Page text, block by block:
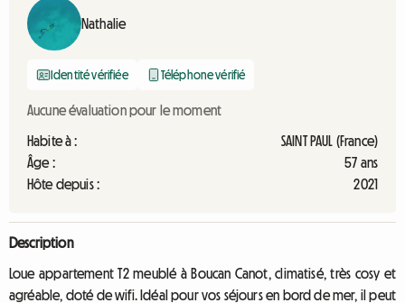
Nathalie
Identité vérifiée Téléphone vérifié
Aucune évaluation pour le moment
Habite à :
SAINT PAUL (France)
Âge :
57 ans
Hôte depuis :
2021
Description
Loue appartement T2 meublé à Boucan Canot, climatisé, très cosy et
agréable, doté de wifi. Idéal pour vos séjours en bord de mer, il peut